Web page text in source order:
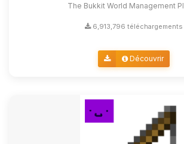
The Bukkit World Management
6,913,796 téléchargements
Découvrir